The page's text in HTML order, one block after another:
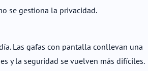
se gestiona la privacidad.
Las gafas con pantalla conllevan una
y la seguridad se vuelven más difíciles.